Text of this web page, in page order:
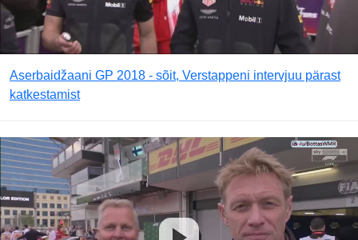
Aserbaidžaani GP 2018 - sõit, Verstappeni intervjuu pärast
katkestamist